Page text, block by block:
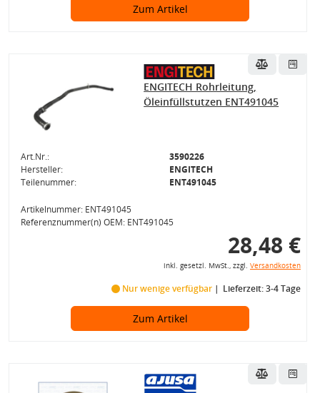
Zum Artikel
ENGITECH Rohrleitung,
Öleinfüllstutzen ENT491045
Art.Nr.:
3590226
Hersteller:
ENGITECH
Teilenummer:
ENT491045
Artikelnummer: ENT491045
Referenznummer(n) OEM: ENT491045
28,48 €
inkl. gesetzl. MwSt., zzgl. Versandkosten
Nur wenige verfügbar Lieferzeit: 3-4 Tage
Zum Artikel